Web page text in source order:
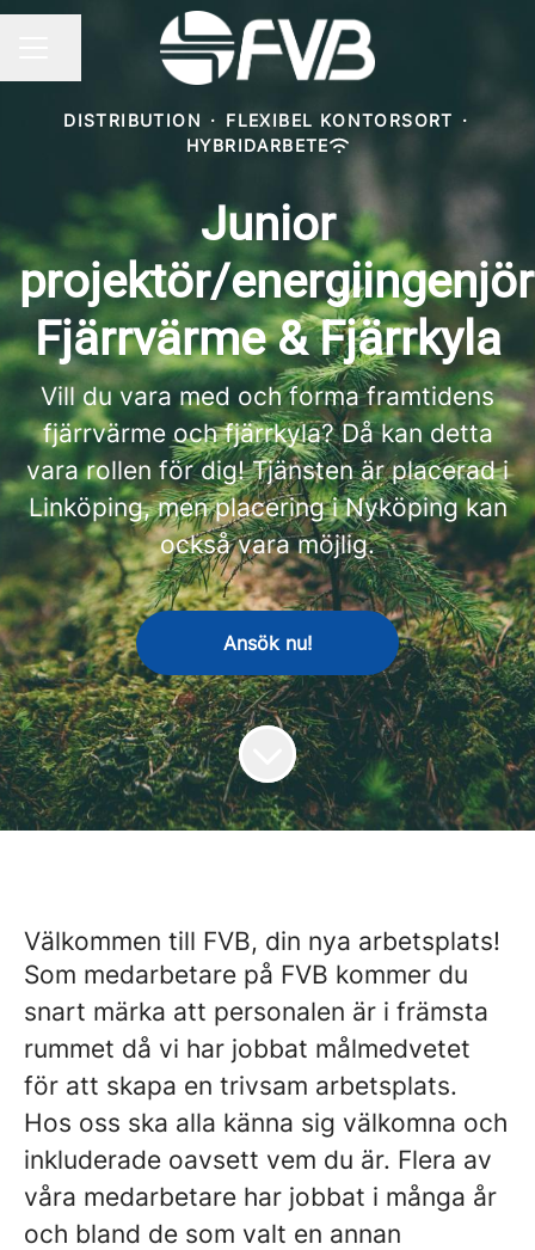
DISTRIBUTION · FLEXIBEL KONTORSORT ·
HYBRIDARBETE
Junior
projektör/energiingenjör
Fjärrvärme & Fjärrkyla
Vill du vara med och forma framtidens
fjärrvärme och fjärrkyla? Då kan detta
vara rollen för dig! Tjänsten är placerad i
Linköping, men placering i Nyköping kan
också vara möjlig.
Ansök nu!
Välkommen till FVB, din nya arbetsplats!
Som medarbetare på FVB kommer du
snart märka att personalen är i främsta
rummet då vi har jobbat målmedvetet
för att skapa en trivsam arbetsplats.
Hos oss ska alla känna sig välkomna och
inkluderade oavsett vem du är. Flera av
våra medarbetare har jobbat i många år
och bland de som valt en annan